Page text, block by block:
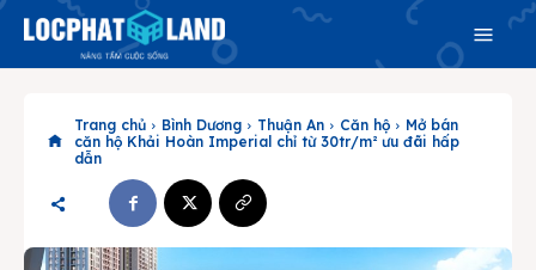
Search
Trang chủ Bình Dương Thuận An Căn hộ
Mở bán
căn hộ Khải Hoàn Imperial chỉ từ 30tr/m² ưu đãi hấp
dẫn